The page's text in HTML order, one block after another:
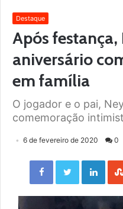
Destaque
Após
aniversário
em família
O jogador e o pai,
comemoração
6 de fevereiro de 2020 0
Facebook Twitter LinkedIn